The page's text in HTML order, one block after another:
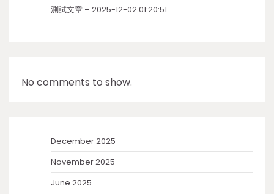
測試文章 – 2025-12-02 01:20:51
No comments to show.
December 2025
November 2025
June 2025